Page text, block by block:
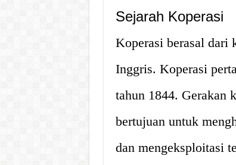
Sejarah Koperasi
Koperasi berasal dari
Inggris. Koperasi
tahun 1844. Gerakan
bertujuan untuk
dan mengeksploitasi